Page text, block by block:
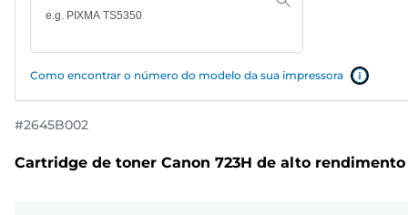
Como encontrar o número do modelo da sua impressora
#2645B002
Cartridge de toner Canon 723H de alto rendimento